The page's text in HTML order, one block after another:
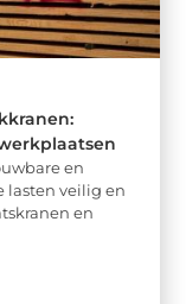
en
lasten veilig en
en